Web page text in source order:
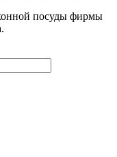
посуды фирмы